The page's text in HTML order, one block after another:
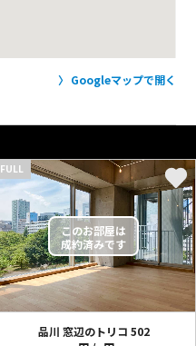
Googleマップで開く
FULL
品川 窓辺のトリコ 502